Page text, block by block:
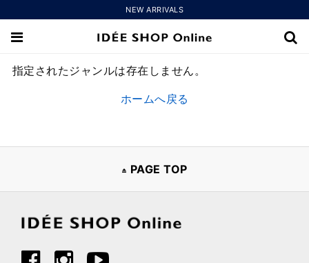
NEW ARRIVALS
指定されたジャンルは存在しません。
ホームへ戻る
PAGE TOP